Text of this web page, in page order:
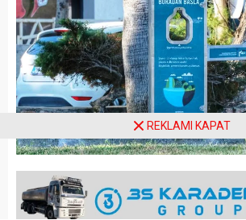
REKLAMI KAPAT